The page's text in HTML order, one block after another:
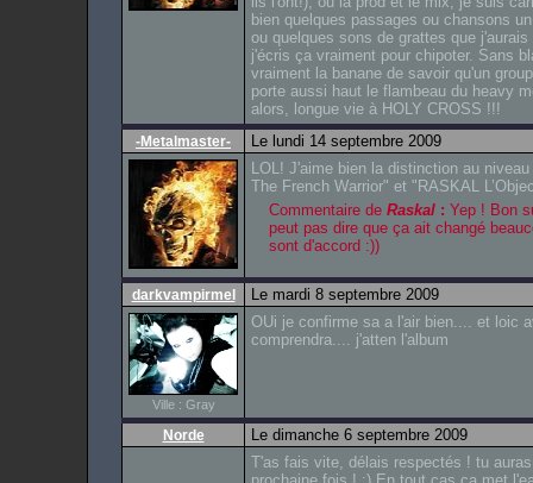
bien quelques passages ou chansons
ou quelques sons de grattes que
j'écris ça vraiment pour chipoter. Sans
vraiment la banane de savoir qu'un
porte aussi haut le flambeau du heavy
alors, longue vie à HOLY CROSS !!!
-Metalmaster-
Le lundi 14 septembre 2009
LOL! J'aime bien la distinction au
The French Warrior" et "RASKAL
Commentaire de Raskal : Yep ! Bon
peut pas dire que ça ait changé
sont d'accord :))
darkvampirmel Le mardi 8 septembre 2009
Ville : Gray
OUi je confirme sa a l'air bien.... et loic
comprendra.... j'atten l'album
Norde
Le dimanche 6 septembre 2009
T'as fais vite, délais respectés ! tu